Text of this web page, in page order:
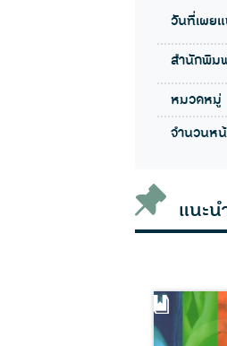
วันที่เผย
สำนักพิม
หมวดหมู่
จำนวนห
แนะ